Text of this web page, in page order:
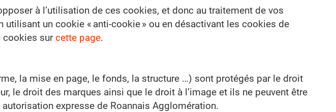
à l’utilisation de ces cookies, et donc au traitement de vos
utilisant un cookie « anti-cookie » ou en désactivant les cookies de
cookies surcette page.
la mise en page, le fonds, la structure …) sont protégés par le droit
le droit des marques ainsi que le droit à l’image et ils ne peuvent être
expresse de Roannais Agglomération.